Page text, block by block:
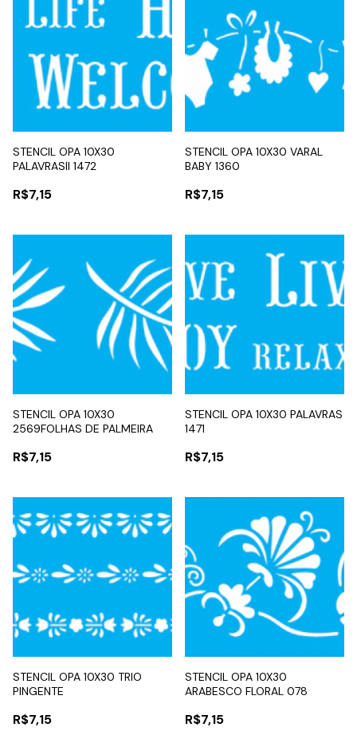
STENCIL OPA 10X30
PALAVRASII 1472
R$7,15
STENCIL OPA 10X30 VARAL
BABY 1360
R$7,15
STENCIL OPA 10X30
2569FOLHAS DE PALMEIRA
R$7,15
STENCIL OPA 10X30 PALAVRAS
1471
R$7,15
STENCIL OPA 10X30 TRIO
PINGENTE
R$7,15
STENCIL OPA 10X30
ARABESCO FLORAL 078
R$7,15